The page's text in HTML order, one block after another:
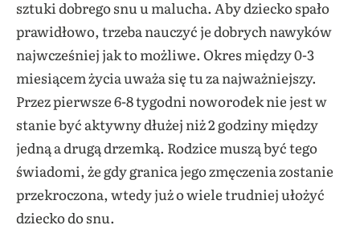
sztuki dobrego snu u malucha. Aby dziecko spało
prawidłowo, trzeba nauczyć je dobrych nawyków
najwcześniej jak to możliwe. Okres między 0-3
miesiącem życia uważa się tu za najważniejszy.
Przez pierwsze 6-8 tygodni noworodek nie jest w
stanie być aktywny dłużej niż 2 godziny między
jedną a drugą drzemką. Rodzice muszą być tego
świadomi, że gdy granica jego zmęczenia zostanie
przekroczona, wtedy już o wiele trudniej ułożyć
dziecko do snu.